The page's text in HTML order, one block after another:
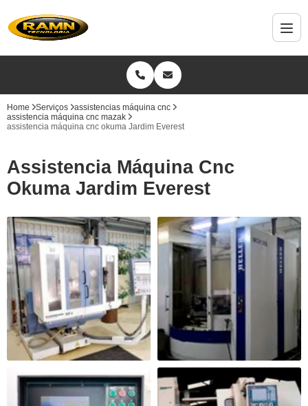
Home Serviços
assistencias máquina cnc
assistencia máquina cnc mazak
assistencia máquina cnc okuma Jardim Everest
Assistencia Máquina Cnc
Okuma Jardim Everest